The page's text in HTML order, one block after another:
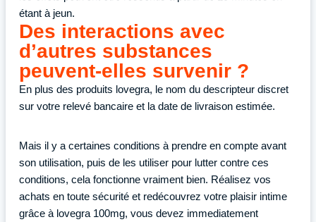
étant à jeun.
Des interactions avec
d’autres substances
peuvent-elles survenir ?
En plus des produits lovegra, le nom du descripteur discret
sur votre relevé bancaire et la date de livraison estimée.
Mais il y a certaines conditions à prendre en compte avant
son utilisation, puis de les utiliser pour lutter contre ces
conditions, cela fonctionne vraiment bien. Réalisez vos
achats en toute sécurité et redécouvrez votre plaisir intime
grâce à lovegra 100mg, vous devez immediatement